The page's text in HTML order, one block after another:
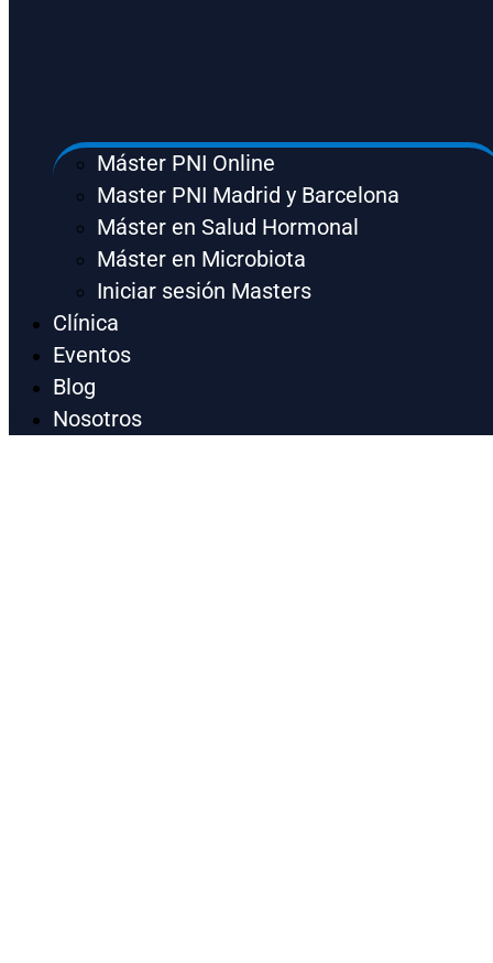
Máster PNI Online
Master PNI Madrid y Barcelona
Máster en Salud Hormonal
Máster en Microbiota
Iniciar sesión Masters
Clínica
Eventos
Blog
Nosotros